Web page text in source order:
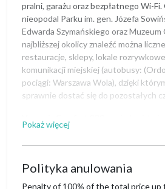
pralni, garażu oraz bezpłatnego Wi-
nieopodal Parku im. gen. Józefa
Edwarda Szymańskiego oraz
najbliższej okolicy znaleźć można
restauracje, sklepy, lokale
komunikacji miejskiej (autobusy:
pociągi: Warszawa Wola), dzięki
sprawnie dostać się do pozostałych
aneksem kuchennym oraz łazienkę.
dyspozycji szereg praktycznych
telewizor oraz przytulny balkon.
Na dobry początek pobytu
Pokaż więcej
Polityka anulowania
Penalty of 100% of the total price up